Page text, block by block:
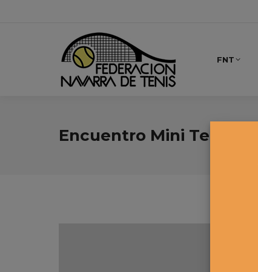
FNT
Encuentro Mini Tenis